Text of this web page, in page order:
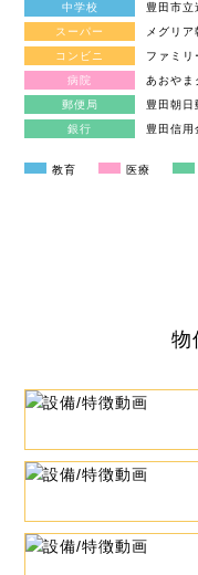
中学校
豊田市
スーパー
メグリ
コンビニ
ファミ
病院
あおや
郵便局
豊田朝
銀行
豊田信
教育 医療
物